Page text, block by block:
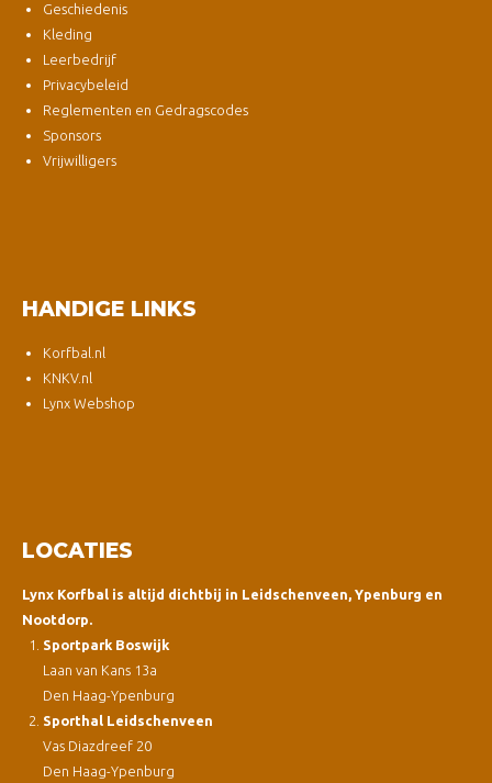
Geschiedenis
Kleding
Leerbedrijf
Privacybeleid
Reglementen en Gedragscodes
Sponsors
Vrijwilligers
HANDIGE LINKS
Korfbal.nl
KNKV.nl
Lynx Webshop
LOCATIES
Lynx Korfbal is altijd dichtbij in Leidschenveen, Ypenburg en
Nootdorp.
Sportpark Boswijk
Laan van Kans 13a
Den Haag-Ypenburg
Sporthal Leidschenveen
Vas Diazdreef 20
Den Haag-Ypenburg